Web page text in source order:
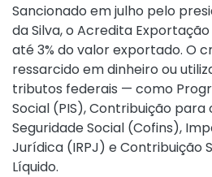
Sancionado em julho pelo
da Silva, o Acredita
até 3% do valor exportado. O
ressarcido em dinheiro ou
tributos federais — como
Social (PIS), Contribuição
Seguridade Social (Cofins),
Jurídica (IRPJ) e Contribuição
Líquido.